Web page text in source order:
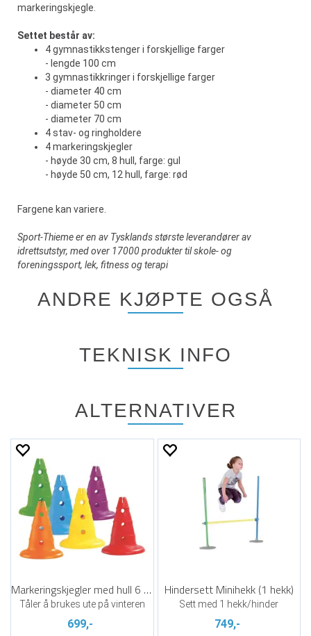
markeringskjegle.
Settet består av:
4 gymnastikkstenger i forskjellige farger
- lengde 100 cm
3 gymnastikkringer i forskjellige farger
- diameter 40 cm
- diameter 50 cm
- diameter 70 cm
4 stav- og ringholdere
4 markeringskjegler
- høyde 30 cm, 8 hull, farge: gul
- høyde 50 cm, 12 hull, farge: rød
Fargene kan variere.
Sport-Thieme er en av Tysklands største leverandører av
idrettsutstyr, med over 17000 produkter til skole- og
foreningssport, lek, fitness og terapi
ANDRE KJØPTE OGSÅ
TEKNISK INFO
ALTERNATIVER
Markeringskjegler med hull 6 stk | 32 cm
Tåler å brukes ute på vinteren
699,-
Hindersett Minihekk (1 hekk)
Sett med 1 hekk/hinder
749,-